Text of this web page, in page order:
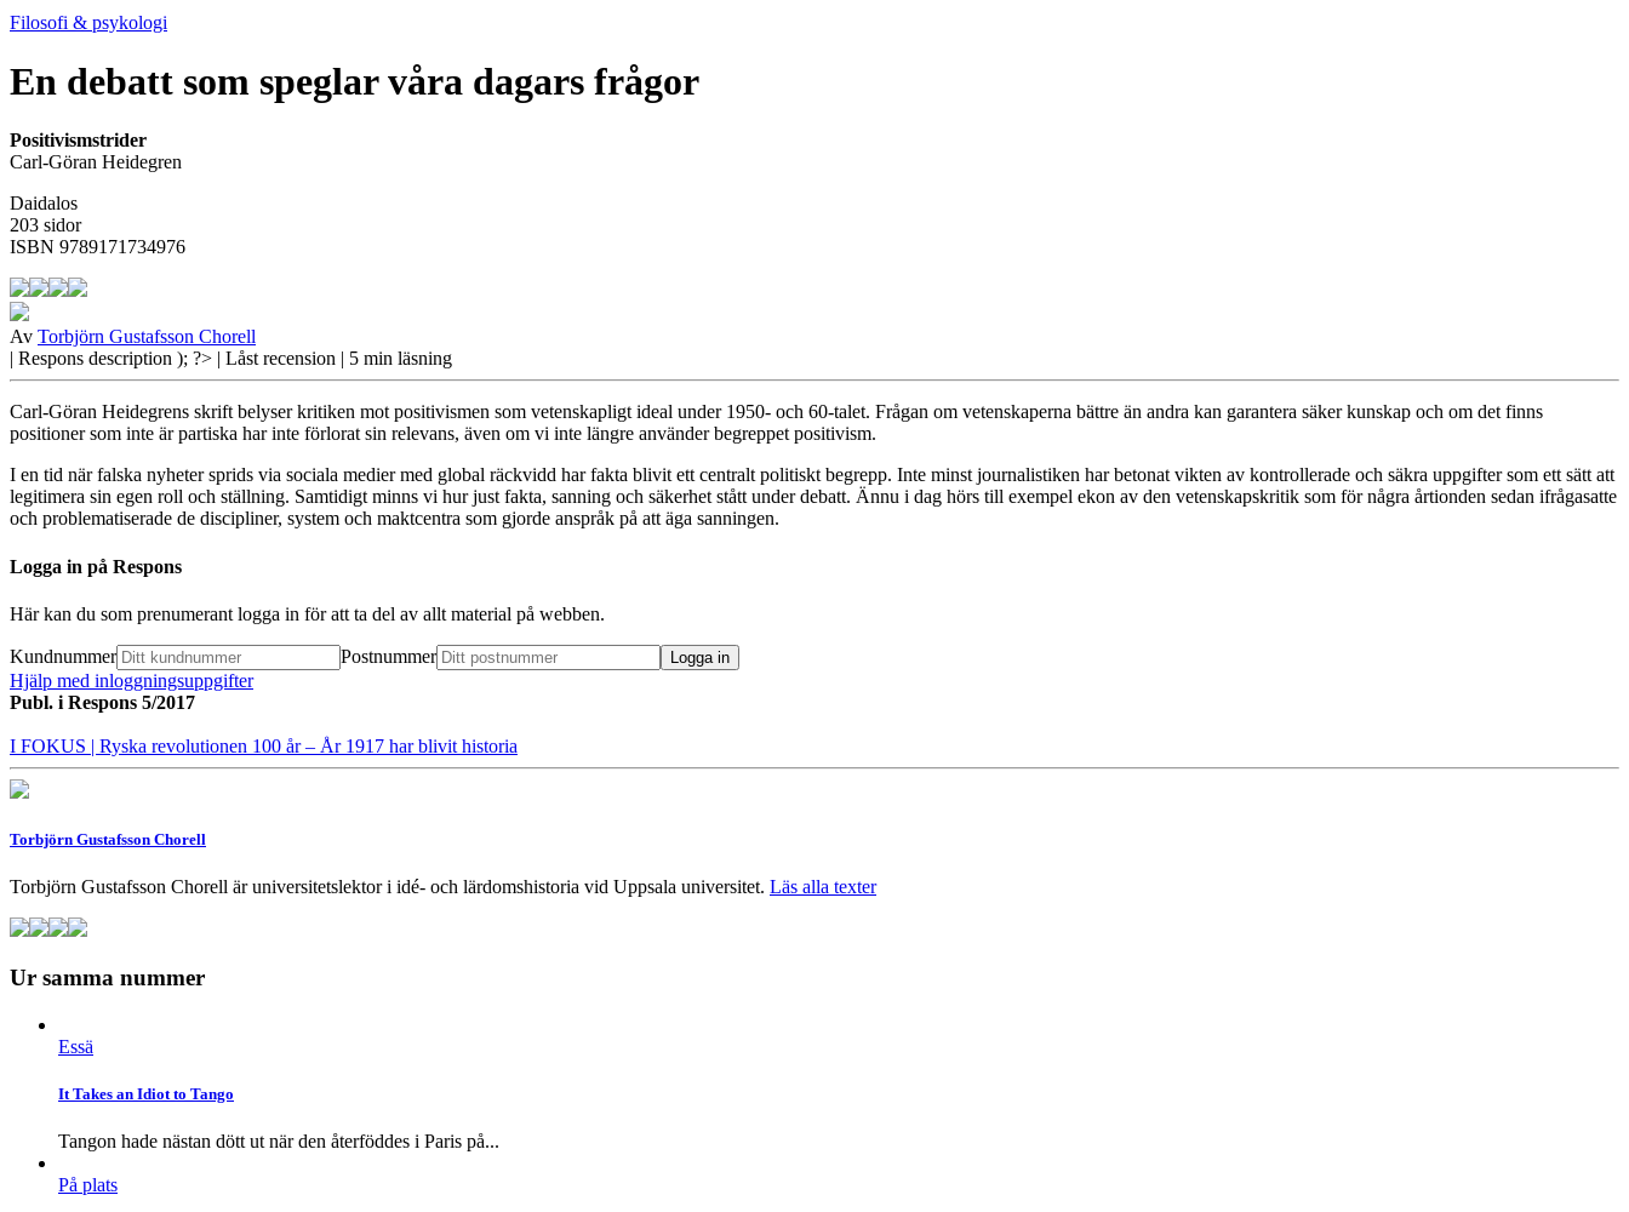
Filosofi & psykologi
En debatt som speglar våra dagars frågor
Positivismstrider
Carl-Göran Heidegren
Daidalos
203 sidor
ISBN 9789171734976
Av Torbjörn Gustafsson Chorell
| Respons description ); ?> | Låst recension | 5 min läsning
Carl-Göran Heidegrens skrift belyser kritiken mot positivismen som vetenskapligt ideal under 1950- och 60-talet. Frågan om vetenskaperna bättre än andra kan garantera säker kunskap och om det finns
positioner som inte är partiska har inte förlorat sin relevans, även om vi inte längre använder begreppet positivism.
I en tid närfalska nyheter sprids via sociala medier med global räckvidd har fakta blivit ett centralt politiskt begrepp. Inte minst journalistiken har betonat vikten av kontrollerade och säkra uppgifter som ett sätt att
legitimera sin egen roll och ställning. Samtidigt minns vi hur just fakta, sanning och säkerhet stått under debatt. Ännu i dag hörs till exempel ekon av den vetenskapskritik som för några årtionden sedan ifrågasatte
och problematiserade de discipliner, system och maktcentra som gjorde anspråk på att äga sanningen.
Logga in på Respons
Här kan du som prenumerant logga in för att ta del av allt material på webben.
Kundnummer
Postnummer
Hjälp med inloggningsuppgifter
Publ. i Respons 5/2017
I FOKUS | Ryska revolutionen 100 år – År 1917 har blivit historia
Torbjörn Gustafsson Chorell
Torbjörn Gustafsson Chorell är universitetslektor i idé- och lärdomshistoria vid Uppsala universitet. Läs alla texter
Ur samma nummer
Essä
It Takes an Idiot to Tango
Tangon hade nästan dött ut när den återföddes i Paris på...
På plats